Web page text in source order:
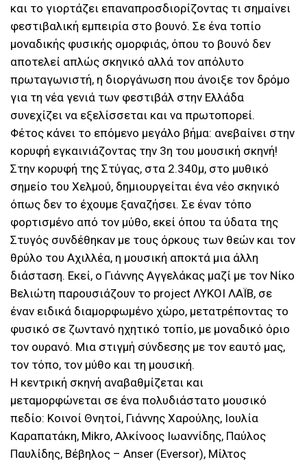
και το γιορτάζει επαναπροσδιορίζοντας τι σημαίνει
φεστιβαλική εμπειρία στο βουνό. Σε ένα τοπίο
μοναδικής φυσικής ομορφιάς, όπου το βουνό δεν
αποτελεί απλώς σκηνικό αλλά τον απόλυτο
πρωταγωνιστή, η διοργάνωση που άνοιξε τον δρόμο
για τη νέα γενιά των φεστιβάλ στην Ελλάδα
συνεχίζει να εξελίσσεται και να πρωτοπορεί.
Φέτος κάνει το επόμενο μεγάλο βήμα: ανεβαίνει στην
κορυφή εγκαινιάζοντας την 3η του μουσική σκηνή!
Στην κορυφή της Στύγας, στα 2.340μ, στο μυθικό
σημείο του Χελμού, δημιουργείται ένα νέο σκηνικό
όπως δεν το έχουμε ξαναζήσει. Σε έναν τόπο
φορτισμένο από τον μύθο, εκεί όπου τα ύδατα της
Στυγός συνδέθηκαν με τους όρκους των θεών και τον
θρύλο του Αχιλλέα, η μουσική αποκτά μια άλλη
διάσταση. Εκεί, ο Γιάννης Αγγελάκας μαζί με τον Νίκο
Βελιώτη παρουσιάζουν το project ΛΥΚΟΙ ΛΑΪΒ, σε
έναν ειδικά διαμορφωμένο χώρο, μετατρέποντας το
φυσικό σε ζωντανό ηχητικό τοπίο, με μοναδικό όριο
τον ουρανό. Μια στιγμή σύνδεσης με τον εαυτό μας,
τον τόπο, τον μύθο και τη μουσική.
Η κεντρική σκηνή αναβαθμίζεται και
μεταμορφώνεται σε ένα πολυδιάστατο μουσικό
πεδίο: Κοινοί Θνητοί, Γιάννης Χαρούλης, Ιουλία
Καραπατάκη, Mikro, Αλκίνοος Ιωαννίδης, Παύλος
Παυλίδης, Βέβηλος – Anser (Eversor), Μίλτος